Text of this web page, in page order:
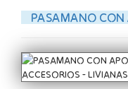
PASAMANO